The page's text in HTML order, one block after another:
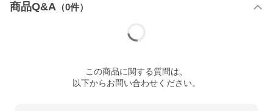
商品Q&A （0件）
この商品に関する質問は、
以下からお問い合わせください。